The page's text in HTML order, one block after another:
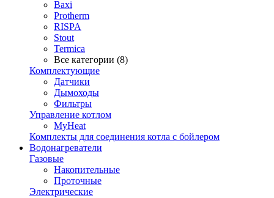
Baxi
Protherm
RISPA
Stout
Termica
Все категории (8)
Комплектующие
Датчики
Дымоходы
Фильтры
Управление котлом
MyHeat
Комплекты для соединения котла с бойлером
Водонагреватели
Газовые
Накопительные
Проточные
Электрические